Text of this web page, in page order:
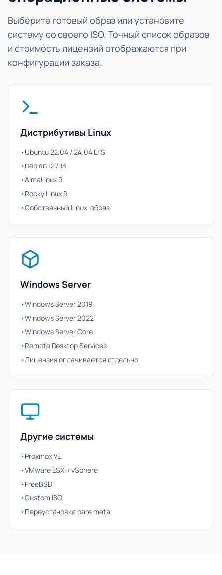
Выберите готовый образ или установите
систему со своего ISO. Точный список образов
и стоимость лицензий отображаются при
конфигурации заказа.
Дистрибутивы Linux
•Ubuntu 22.04 / 24.04 LTS
•Debian 12 / 13
•AlmaLinux 9
•Rocky Linux 9
•Собственный Linux-образ
Windows Server
•Windows Server 2019
•Windows Server 2022
•Windows Server Core
•Remote Desktop Services
•Лицензия оплачивается отдельно
Другие системы
•Proxmox VE
•VMware ESXi / vSphere
•FreeBSD
•Custom ISO
•Переустановка bare metal